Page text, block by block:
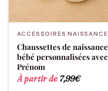
ACCESSOIRES NAISSANCE
Chaussettes de naissance
bébé personnalisées avec
Prénom
À partir de 7,99€